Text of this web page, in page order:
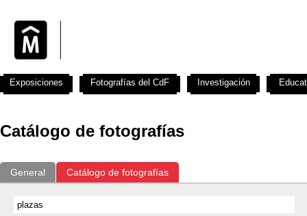
Catálogo de fotografías
General Catálogo de fotografías
Exposiciones Fotografías del CdF Investigación